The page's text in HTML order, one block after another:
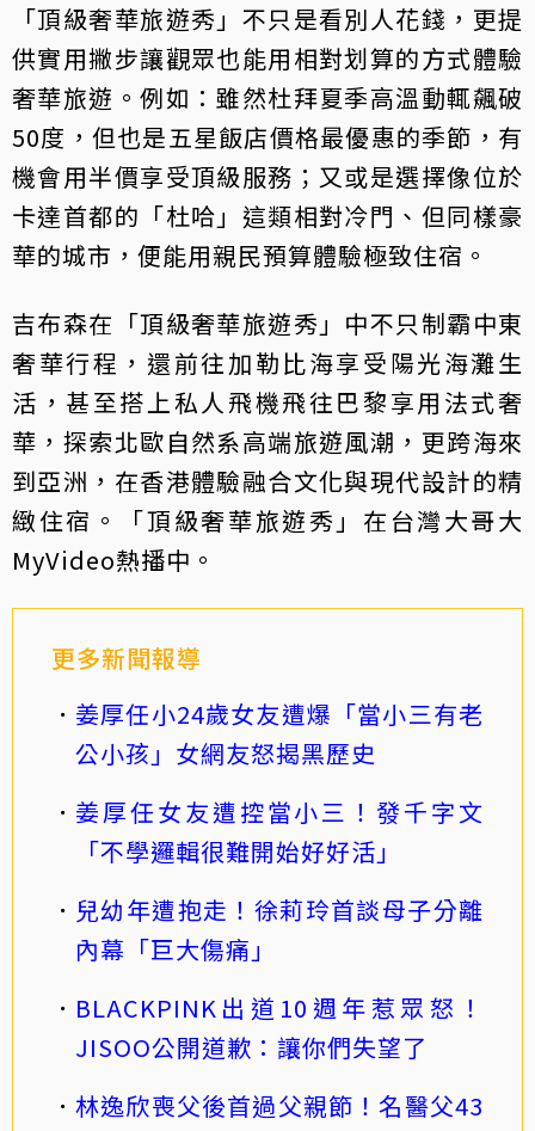
「頂級奢華旅遊秀」不只是看別人花錢，更提
供實用撇步讓觀眾也能用相對划算的方式體驗
奢華旅遊。例如：雖然杜拜夏季高溫動輒飆破
50度，但也是五星飯店價格最優惠的季節，有
機會用半價享受頂級服務；又或是選擇像位於
卡達首都的「杜哈」這類相對冷門、但同樣豪
華的城市，便能用親民預算體驗極致住宿。
吉布森在「頂級奢華旅遊秀」中不只制霸中東
奢華行程，還前往加勒比海享受陽光海灘生
活，甚至搭上私人飛機飛往巴黎享用法式奢
華，探索北歐自然系高端旅遊風潮，更跨海來
到亞洲，在香港體驗融合文化與現代設計的精
緻住宿。「頂級奢華旅遊秀」在台灣大哥大
MyVideo熱播中。
更多新聞報導
姜厚任小24歲女友遭爆「當小三有老
公小孩」女網友怒揭黑歷史
姜厚任女友遭控當小三！發千字文
「不學邏輯很難開始好好活」
兒幼年遭抱走！徐莉玲首談母子分離
內幕「巨大傷痛」
BLACKPINK出道10週年惹眾怒！
JISOO公開道歉：讓你們失望了
林逸欣喪父後首過父親節！名醫父43